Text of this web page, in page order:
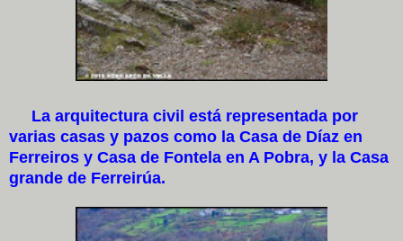
La arquitectura civil está representada por
varias casas y pazos como la Casa de Díaz en
Ferreiros y Casa de Fontela en A Pobra, y la Casa
grande de Ferreirúa.